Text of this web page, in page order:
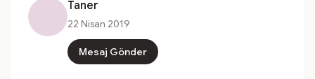
Taner
22 Nisan 2019
Mesaj Gönder